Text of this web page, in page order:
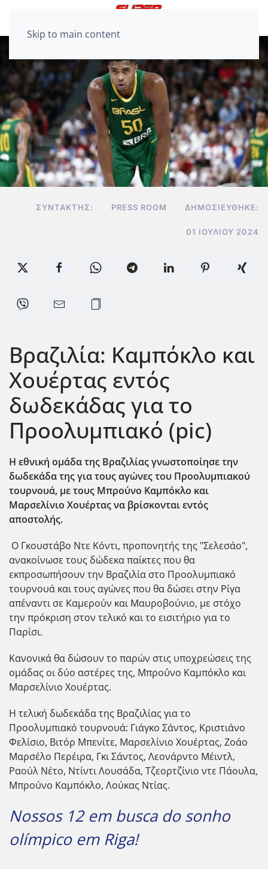
Skip to main content
ΣΥΝΤΆΚΤΗΣ: PRESS ROOM ΔΗΜΟΣΙΕΎΘΗΚΕ:
01 ΙΟΥΛΊΟΥ 2024
Βραζιλία: Καμπόκλο και
Χουέρτας εντός
δωδεκάδας για το
Προολυμπιακό (pic)
Η εθνική ομάδα της Βραζιλίας γνωστοποίησε την
δωδεκάδα της για τους αγώνες του Προολυμπιακού
τουρνουά, με τους Μπρούνο Καμπόκλο και
Μαρσελίνιο Χουέρτας να βρίσκονται εντός
αποστολής.
Ο Γκουστάβο Ντε Κόντι, προπονητής της "Σελεσάο",
ανακοίνωσε τους δώδεκα παίκτες που θα
εκπροσωπήσουν την Βραζιλία στο Προολυμπιακό
τουρνουά και τους αγώνες που θα δώσει στην Ρίγα
απέναντι σε Καμερούν και Μαυροβούνιο, με στόχο
την πρόκριση στον τελικό και το εισιτήριο για το
Παρίσι.
Κανονικά θα δώσουν το παρών στις υποχρεώσεις της
ομάδας οι δύο αστέρες της, Μπρο΄ύνο Καμπόκλο και
Μαρσελίνιο Χουέρτας.
Η τελική δωδεκάδα της Βραζιλίας για το
Προολυμπιακό τουρνουά: Γιάγκο Σάντος, Κριστιάνο
Φελίσιο, Βιτόρ Μπενίτε, Μαρσελίνιο Χουέρτας, Ζοάο
Μαρσέλο Περέιρα, Γκι Σάντος, Λεονάρντο Μέιντλ,
Ραούλ Νέτο, Ντίντι Λουσάδα, Τζεορτζίνιο ντε Πάουλα,
Μπρούνο Καμπόκλο, Λούκας Ντίας.
Nossos 12 em busca do sonho
olímpico em Riga!